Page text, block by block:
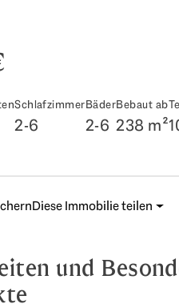
Schlafzimmer
2-6
Bäder
2-6
Bebaut ab
238 m²
Diese Immobilie teilen
und